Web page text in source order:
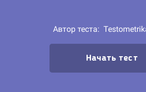
Автор теста:
Начать тест